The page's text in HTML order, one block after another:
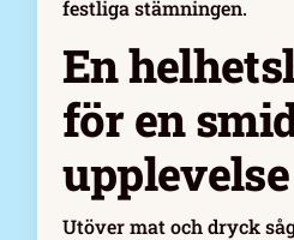
festliga stämningen.
En
för en
upplevelse
Utöver mat och dryck